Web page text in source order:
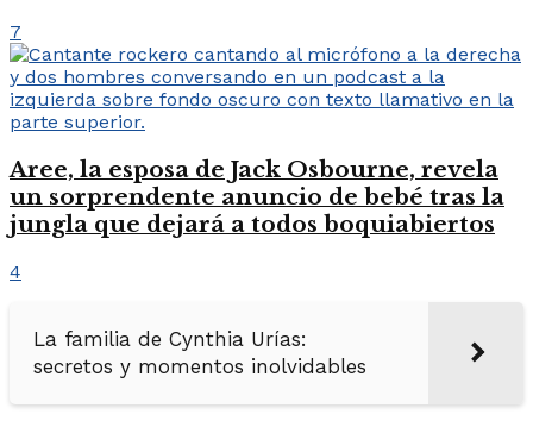
7
Aree, la esposa de Jack Osbourne, revela
un sorprendente anuncio de bebé tras la
jungla que dejará a todos boquiabiertos
4
La familia de Cynthia Urías:
secretos y momentos inolvidables